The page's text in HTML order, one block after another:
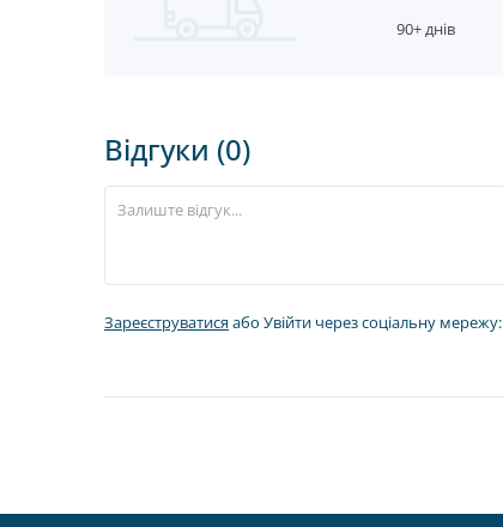
90+ днів
Відгуки (0)
Зареєструватисяабо Увійти через соціальну мережу: